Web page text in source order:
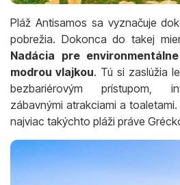
Pláž Antisamos sa vyznačuje
pobrežia. Dokonca do takej
Nadácia pre
modrou vlajkou. Tú si zaslúžia
bezbariérovým prístupom,
zábavnými atrakciami a
najviac takýchto pláži práve